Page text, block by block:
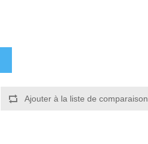
Ajouter à la liste de comparaison